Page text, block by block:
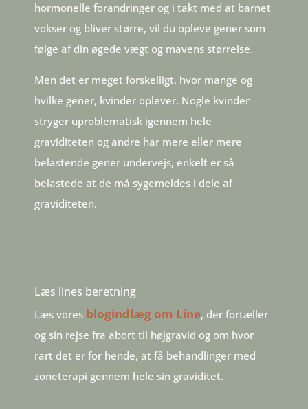
hormonelle forandringer og i takt med at barnet
vokser og bliver større, vil du opleve gener som
følge af din øgede vægt og mavens størrelse.
Men det er meget forskelligt, hvor mange og
hvilke gener, kvinder oplever. Nogle kvinder
stryger uproblematisk igennem hele
graviditeten og andre har mere eller mere
belastende gener undervejs, enkelt er så
belastede at de må sygemeldes i dele af
graviditeten.
Læs lines beretning
Læs vores blogindlæg om Line, der fortæller
og sin rejse fra abort til højgravid og om hvor
rart det er for hende, at få behandlinger med
zoneterapi gennem hele sin graviditet.